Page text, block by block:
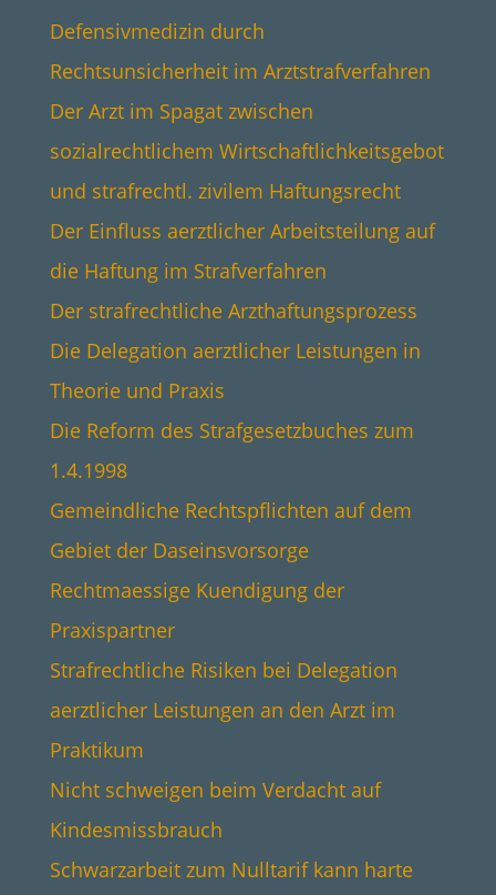
Defensivmedizin durch
Rechtsunsicherheit im Arztstrafverfahren
Der Arzt im Spagat zwischen
sozialrechtlichem Wirtschaftlichkeitsgebot
und strafrechtl. zivilem Haftungsrecht
Der Einfluss aerztlicher Arbeitsteilung auf
die Haftung im Strafverfahren
Der strafrechtliche Arzthaftungsprozess
Die Delegation aerztlicher Leistungen in
Theorie und Praxis
Die Reform des Strafgesetzbuches zum
1.4.1998
Gemeindliche Rechtspflichten auf dem
Gebiet der Daseinsvorsorge
Rechtmaessige Kuendigung der
Praxispartner
Strafrechtliche Risiken bei Delegation
aerztlicher Leistungen an den Arzt im
Praktikum
Nicht schweigen beim Verdacht auf
Kindesmissbrauch
Schwarzarbeit zum Nulltarif kann harte